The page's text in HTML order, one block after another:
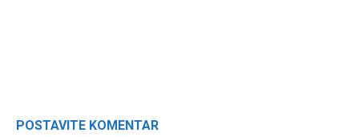
POSTAVITE KOMENTAR